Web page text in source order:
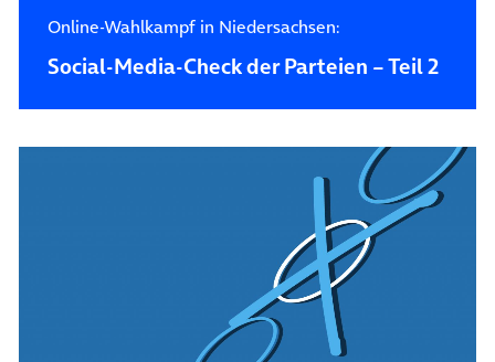
Online-Wahlkampf in Niedersachsen:
Social-Media-Check der Parteien – Teil 2